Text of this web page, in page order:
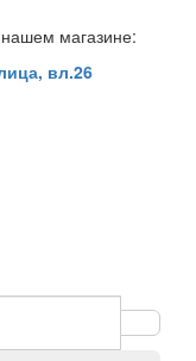
магазине:
вл.26